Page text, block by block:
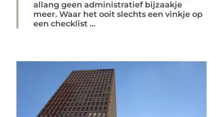
allang geen administratief bijzaakje
meer. Waar het ooit slechts een vinkje op
een checklist ...